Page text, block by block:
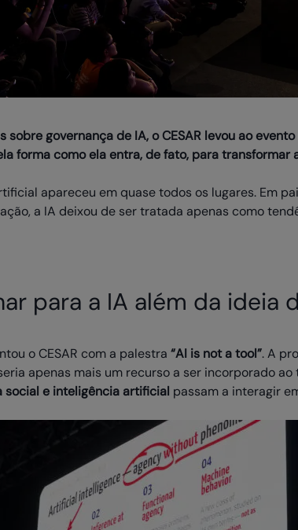
governança de IA, o CESAR levou ao
forma como ela entra, de fato, para transformar
apareceu em quase todos os lugares. Em
a IA deixou de ser tratada apenas como
para a IA além da ideia
o CESAR com a palestra “AI is not a tool”. A
apenas mais um recurso a ser incorporado
e inteligência artificial passam a interagir